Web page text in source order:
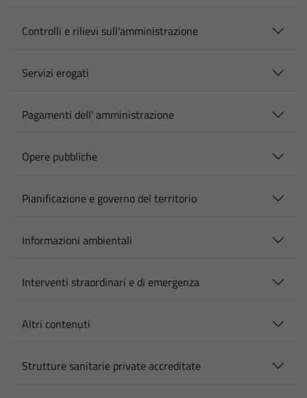
Controlli e rilievi sull'amministrazione
Servizi erogati
Pagamenti dell' amministrazione
Opere pubbliche
Pianificazione e governo del territorio
Informazioni ambientali
Interventi straordinari e di emergenza
Altri contenuti
Strutture sanitarie private accreditate